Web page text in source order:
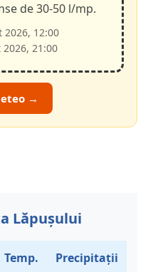
de 30-50 l/mp.
2026, 12:00
21:00
→
Lăpușului
Temp. Precipitații